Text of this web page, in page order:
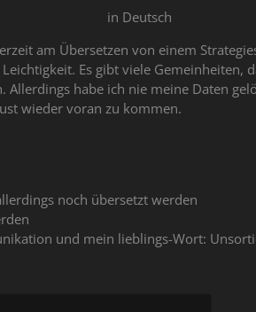
in Deutsch
am Übersetzen von einem
Es gibt viele Gemeinheiten,
habe ich nie meine Daten
wieder voran zu kommen.
noch übersetzt werden
und mein lieblings-Wort: